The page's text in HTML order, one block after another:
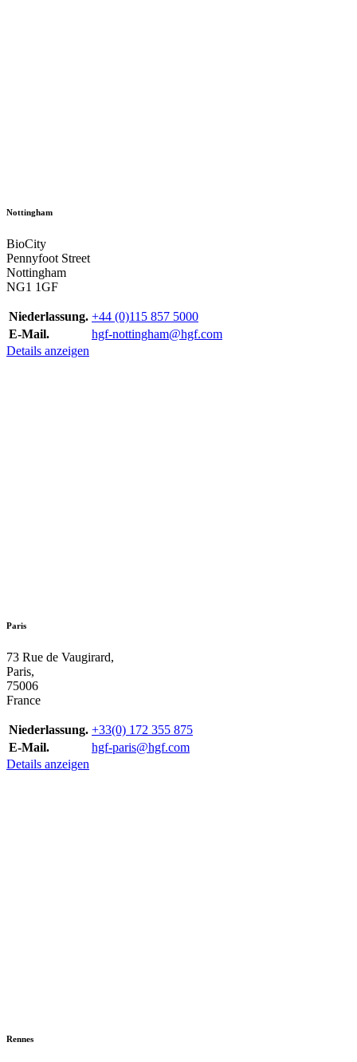
Nottingham
BioCity
Pennyfoot Street
Nottingham
NG1 1GF
Niederlassung. +44 (0)115 857 5000
E-Mail.
hgf-nottingham@hgf.com
Details anzeigen
Paris
73 Rue de Vaugirard,
Paris,
75006
France
Niederlassung. +33(0) 172 355 875
E-Mail.
hgf-paris@hgf.com
Details anzeigen
Rennes